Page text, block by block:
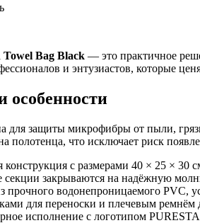
Bag Black — это практичное
и энтузиастов, которые
особенности
для защиты микрофибры от пыли,
полотенца, что исключает риск
конструкция с размерами 40 × 25 × 30
секции закрываются на надёжную
прочного водонепроницаемого PVC,
для переноски и плечевым ремнём
исполнение с логотипом